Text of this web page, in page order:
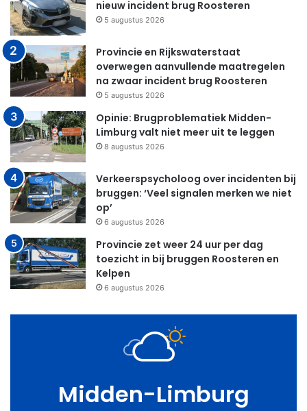
nieuw incident brug Roosteren
5 augustus 2026
Provincie en Rijkswaterstaat
overwegen aanvullende maatregelen
na zwaar incident brug Roosteren
5 augustus 2026
Opinie: Brugproblematiek Midden-
Limburg valt niet meer uit te leggen
8 augustus 2026
Verkeerspsycholoog over incidenten bij
bruggen: ‘Veel signalen merken we niet
op’
6 augustus 2026
Provincie zet weer 24 uur per dag
toezicht in bij bruggen Roosteren en
Kelpen
6 augustus 2026
Midden-Limburg